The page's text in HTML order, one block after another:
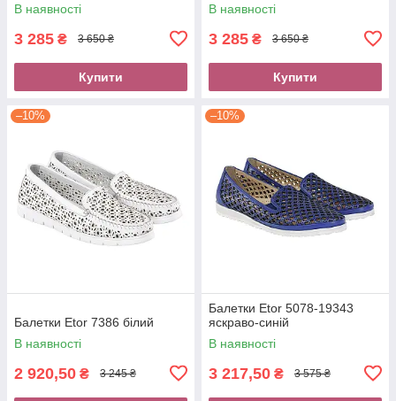
В наявності
3 285 ₴ 3 650 ₴
Купити
В наявності
3 285 ₴ 3 650 ₴
Купити
–10%
Балетки Etor 7386 білий
В наявності
2 920,50 ₴ 3 245 ₴
–10%
Балетки Etor 5078-19343
яскраво-синій
В наявності
3 217,50 ₴ 3 575 ₴